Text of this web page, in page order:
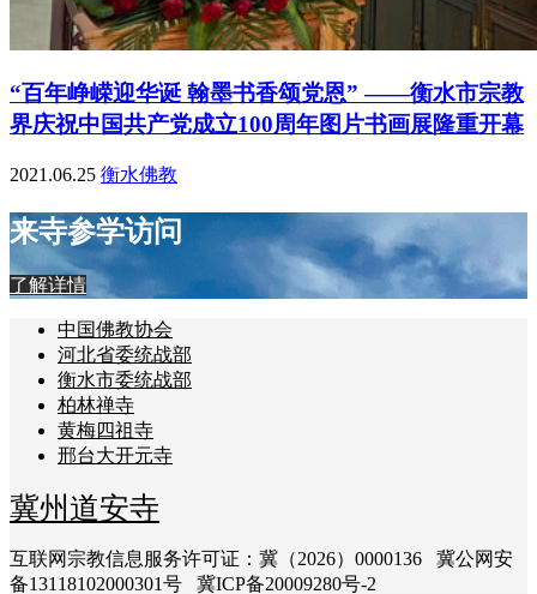
“百年峥嵘迎华诞 翰墨书香颂党恩” ——衡水市宗教
界庆祝中国共产党成立100周年图片书画展隆重开幕
2021.06.25 衡水佛教
来寺参学访问
了解详情
中国佛教协会
河北省委统战部
衡水市委统战部
柏林禅寺
黄梅四祖寺
邢台大开元寺
冀州道安寺
互联网宗教信息服务许可证：冀（2026）0000136 冀公网安
备13118102000301号 冀ICP备20009280号-2